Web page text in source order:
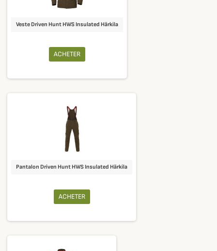
Veste Driven Hunt HWS Insulated Härkila
ACHETER
Pantalon Driven Hunt HWS Insulated Härkila
ACHETER